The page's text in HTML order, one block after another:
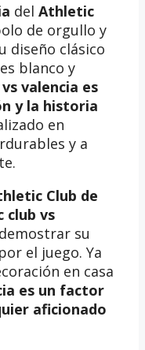
del Athletic
de orgullo y
diseño clásico
blanco y
valencia es
y la historia
en
y a
Club de
club vs
su
el juego. Ya
en casa
es un factor
aficionado